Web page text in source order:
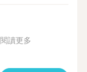
閱讀更多